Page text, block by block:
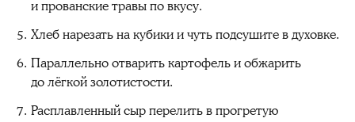
и прованские травы по вкусу.
Хлеб нарезать на кубики и чуть подсушите в духовке.
Параллельно отварить картофель и обжарить
до лёгкой золотистости.
Расплавленный сыр перелить в прогретую